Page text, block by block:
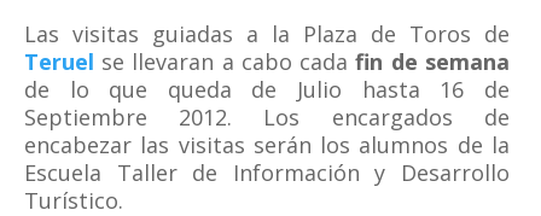
Las visitas guiadas a la Plaza de Toros de
Teruel se llevaran a cabo cadafin de semana
de lo que queda de Julio hasta 16 de
Septiembre 2012. Los encargados de
encabezar las visitas serán los alumnos de la
Escuela Taller de Información y Desarrollo
Turístico.